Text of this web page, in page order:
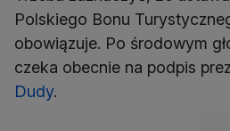
Polskiego Bonu
obowiązuje. Po środowym
czeka obecnie na podpis
Dudy.